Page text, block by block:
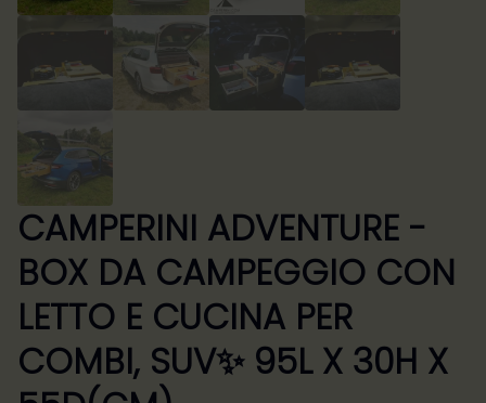
CAMPERINI ADVENTURE -
BOX DA CAMPEGGIO CON
LETTO E CUCINA PER
COMBI, SUV✨ 95L X 30H X